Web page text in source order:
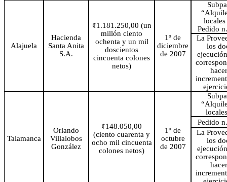
Alajuela
Hacienda
Santa Anita
S.A.
¢1.181.250,00 (un
millón ciento
ochenta y un mil
doscientos
cincuenta colones
netos)
1º de
diciembre
de 2007
Pedido
La
los
Talamanca
Orlando
Villalobos
González
¢148.050,00
(ciento cuarenta y
ocho mil cincuenta
colones netos)
1º de
octubre
de 2007
Pedido
La
los